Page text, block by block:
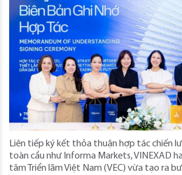
Liên tiếp ký kết thỏa thuận hợp tác chiến
toàn cầu như Informa Markets, VINEXAD
tâm Triển lãm Việt Nam (VEC) vừa tạo ra